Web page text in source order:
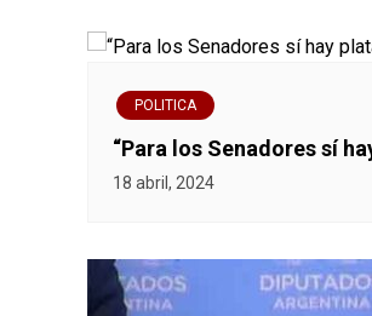
POLITICA
“Para los Senadores sí
18 abril, 2024